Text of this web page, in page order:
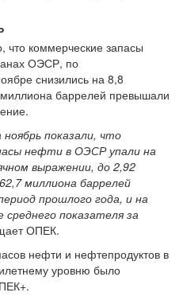
что коммерческие запасы
ОЭСР, по
снизились на 8,8
баррелей превышали
показали, что
нефти в ОЭСР упали на
выражении, до 2,92
миллиона баррелей
прошлого года, и на
показателя за
ОПЕК.
нефти и нефтепродуктов в
уровню было